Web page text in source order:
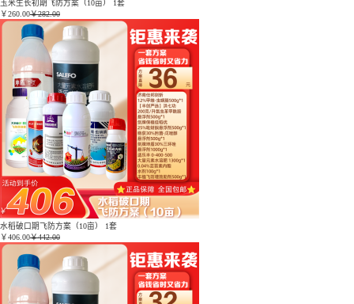
玉米生长初期飞防方案（10亩） 1套
￥260.00￥282.00
水稻破口期飞防方案（10亩） 1套
￥406.00￥442.00